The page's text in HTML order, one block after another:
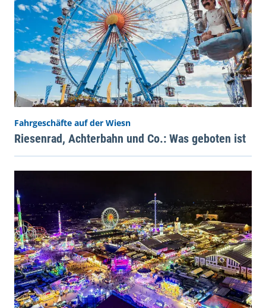
Fahrgeschäfte auf der Wiesn
Riesenrad, Achterbahn und Co.: Was geboten ist